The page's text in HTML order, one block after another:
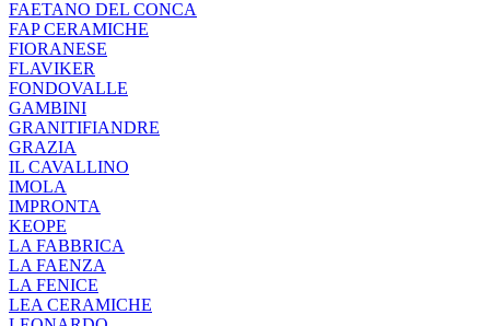
FAETANO DEL CONCA
FAP CERAMICHE
FIORANESE
FLAVIKER
FONDOVALLE
GAMBINI
GRANITIFIANDRE
GRAZIA
IL CAVALLINO
IMOLA
IMPRONTA
KEOPE
LA FABBRICA
LA FAENZA
LA FENICE
LEA CERAMICHE